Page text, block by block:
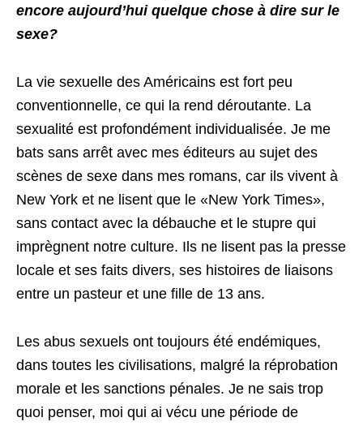
encore aujourd’hui quelque chose à dire sur le
sexe?
La vie sexuelle des Américains est fort peu
conventionnelle, ce qui la rend déroutante. La
sexualité est profondément individualisée. Je me
bats sans arrêt avec mes éditeurs au sujet des
scènes de sexe dans mes romans, car ils vivent à
New York et ne lisent que le «New York Times»,
sans contact avec la débauche et le stupre qui
imprègnent notre culture. Ils ne lisent pas la presse
locale et ses faits divers, ses histoires de liaisons
entre un pasteur et une fille de 13 ans.
Les abus sexuels ont toujours été endémiques,
dans toutes les civilisations, malgré la réprobation
morale et les sanctions pénales. Je ne sais trop
quoi penser, moi qui ai vécu une période de